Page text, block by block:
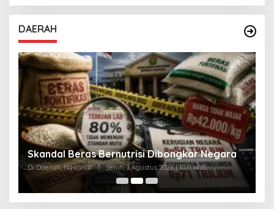
DAERAH
Skandal Beras Bernutrisi Dibongkar Negara
Di Daerah, Nasional | Senin, 3 Agustus 2026 | 10:11 WIB